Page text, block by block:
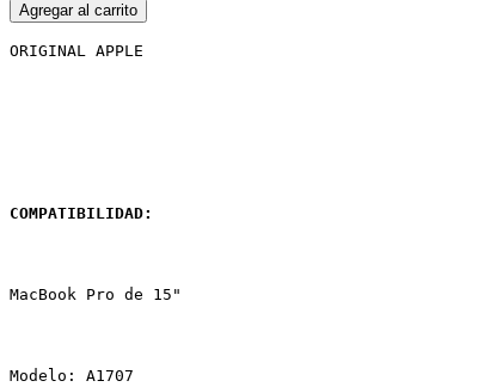
Agregar al carrito
ORIGINAL APPLE
COMPATIBILIDAD:
MacBook Pro de 15"
Modelo: A1707